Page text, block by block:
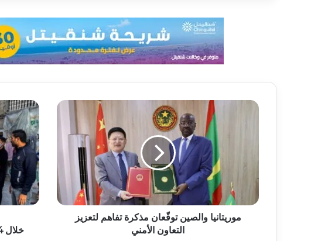
موريتانيا والصين توقّعان مذكرة تفاهم لتعزيز
التعاون الأمني